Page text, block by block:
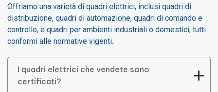
Offriamo una varietà di quadri elettrici, inclusi quadri di
distribuzione, quadri di automazione, quadri di comando e
controllo, e quadri per ambienti industriali o domestici, tutti
conformi alle normative vigenti.
I quadri elettrici che vendete sono
certificati?